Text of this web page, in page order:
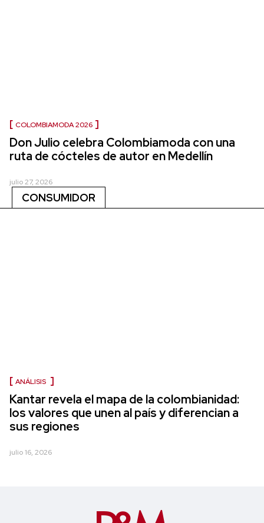
COLOMBIAMODA 2026
Don Julio celebra Colombiamoda con una
ruta de cócteles de autor en Medellín
julio 27, 2026
CONSUMIDOR
ANÁLISIS
Kantar revela el mapa de la colombianidad:
los valores que unen al país y diferencian a
sus regiones
julio 16, 2026